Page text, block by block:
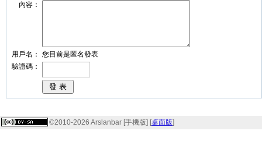
內容：
用戶名：
您目前是匿名發表
驗證碼：
©2010-2026 Arslanbar [手機版] [桌面版]